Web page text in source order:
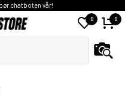
chatboten vår!
0 0